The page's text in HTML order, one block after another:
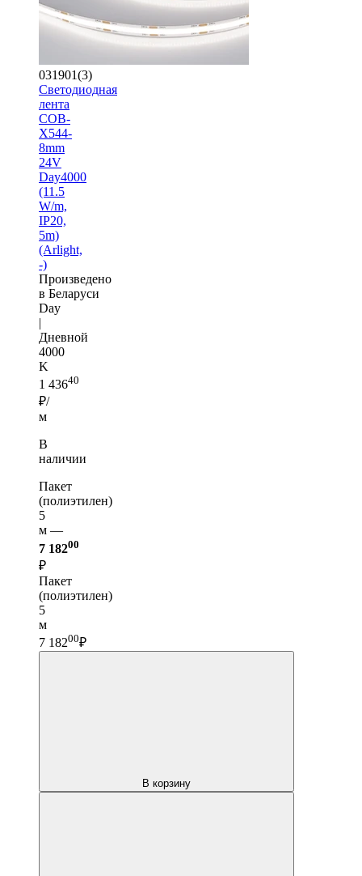
031901(3)
Светодиодная
лента
COB-
X544-
8mm
24V
Day4000
(11.5
W/m,
IP20,
5m)
(Arlight,
-)
Произведено
в Беларуси
Day
|
Дневной
4000
K
1 43640
₽/
м
В
наличии
Пакет
(полиэтилен)
5
м —
7 18200
₽
Пакет
(полиэтилен)
5
м
7 18200₽
В корзину